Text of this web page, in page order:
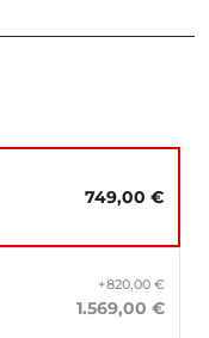
749,00 €
+820,00 €
1.569,00 €